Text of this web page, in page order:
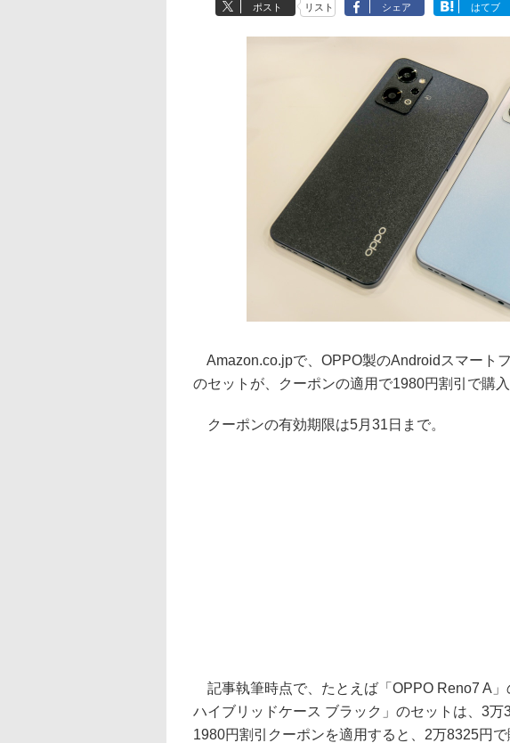
ポスト リスト シェア はてブ
Amazon.co.jpで、OPPO製のAndroidスマート
のセットが、クーポンの適用で1980円割引で購入
クーポンの有効期限は5月31日まで。
記事執筆時点で、たとえば「OPPO Reno7 A
ハイブリッドケース ブラック」のセットは、3万
1980円割引クーポンを適用すると、2万8325円で